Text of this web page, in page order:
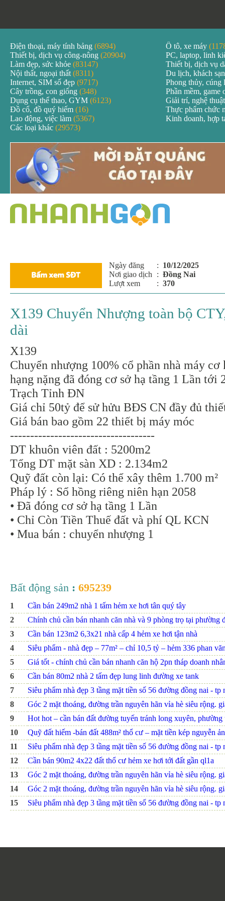
Điện thoại, máy tính bảng (6894) Ô tô, xe máy
Thiết bị, dịch vụ công-nông (20904)
PC, laptop, linh
Làm đẹp, sức khỏe (83147)
Thiết bị, dịch vụ
Nội thất, ngoại thất (8311)
Du lịch, khách
Internet, SIM số đẹp (9717)
Phong thủy, cúng
Cây trồng, con giống (348)
Phần mềm, game
Dụng cụ thể thao, GYM (6123)
Giải trí, nghệ
Đồ cổ, đồ quý hiếm (16)
Thực phẩm chức
Lao động, việc làm (5367)
Kinh doanh, hợp
Các loại khác (29573)
Ngày đăng : 10/12/2025
Nơi giao dịch : Đồng Nai
Lượt xem
: 370
X139 Chuyển Nhượng toàn bộ
dài
X139
Chuyển nhượng 100% cổ phần nhà máy
hạng nặng đã đóng cơ sở hạ tầng 1 Lần tới
Trạch Tỉnh ĐN
Giá chỉ 50tỷ để sử hửu BĐS CN đầy đủ
Giá bán bao gồm 22 thiết bị máy móc
------------------------------------
DT khuôn viên đất : 5200m2
Tổng DT mặt sàn XD : 2.134m2
Quỹ đất còn lại: Có thể xây thêm 1.700 m²
Pháp lý : Sổ hồng riêng niên hạn 2058
• Đã đóng cơ sở hạ tầng 1 Lần
• Chỉ Còn Tiền Thuế đất và phí QL KCN
• Mua bán : chuyển nhượng 1
Bất động sản : 695239
1
Cần bán 249m2 nhà 1 tấm hẻm xe hơi tân quý tây
2
Chính chủ cần bán nhanh căn nhà và 9 phòng trọ tại phường
3
Cần bán 123m2 6,3x21 nhà cấp 4 hẻm xe hơi tận nhà
4
Siêu phẩm - nhà đẹp – 77m² – chỉ 10,5 tỷ – hẻm 336 phan
5
Giá tốt - chính chủ cần bán nhanh căn hộ 2pn tháp doanh
6
Cần bán 80m2 nhà 2 tấm đẹp lung linh đường xe tank
7
Siêu phẩm nhà đẹp 3 tầng mặt tiền số 56 đường đồng nai - tp
8
Góc 2 mặt thoáng, đường trần nguyên hãn vỉa hè siêu rộng.
9
Hot hot – cần bán đất đường tuyến tránh long xuyên, phường
10
Quỹ đất hiếm -bán đất 488m² thổ cư – mặt tiền kép nguyễn
11
Siêu phẩm nhà đẹp 3 tầng mặt tiền số 56 đường đồng nai - tp
12
Cần bán 90m2 4x22 đất thổ cư hẻm xe hơi tới đất gần ql1a
13
Góc 2 mặt thoáng, đường trần nguyên hãn vỉa hè siêu rộng.
14
Góc 2 mặt thoáng, đường trần nguyên hãn vỉa hè siêu rộng.
15
Siêu phẩm nhà đẹp 3 tầng mặt tiền số 56 đường đồng nai - tp